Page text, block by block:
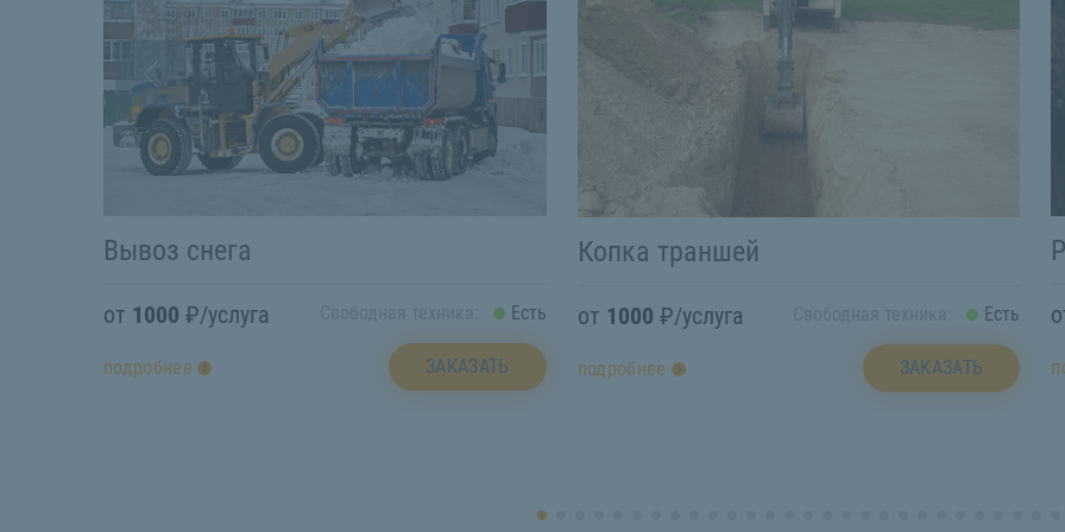
Вывоз снега
от 1000 ₽/услуга Есть
подробнее ЗАКАЗАТЬ
Копка траншей
от 1000 ₽/услуга Есть
подробнее ЗАКАЗАТЬ